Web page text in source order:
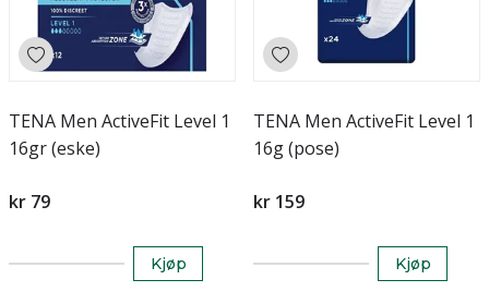
TENA Men ActiveFit Level 1
16gr (eske)
kr 79
Kjøp
TENA Men ActiveFit Level 1
16g (pose)
kr 159
Kjøp